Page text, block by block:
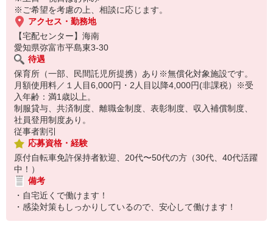
※ご希望を考慮の上、相談に応じます。
アクセス・勤務地
【宅配センター】海南
愛知県弥富市平島東3-30
待遇
保育所（一部、民間託児所提携）あり※無償化対象施設です。
月額使用料／１人目6,000円・2人目以降4,000円(非課税）※受
入年齢：満1歳以上。
制服貸与、共済制度、離職金制度、表彰制度、収入補償制度、
社員登用制度あり。
従事者割引
応募資格・経験
原付自転車免許保持者歓迎、20代〜50代の方（30代、40代活躍
中！）
備考
・自宅近くで働けます！
・感染対策もしっかりしているので、安心して働けます！